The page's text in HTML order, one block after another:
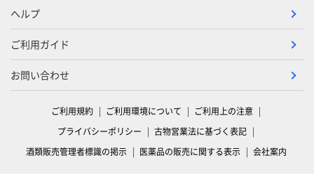
ヘルプ
ご利用ガイド
お問い合わせ
ご利用規約 ご利用環境について
ご利用上の注意
プライバシーポリシー
古物営業法に基づく表記
酒類販売管理者標識の掲示
医薬品の販売に関する表示 会社案内